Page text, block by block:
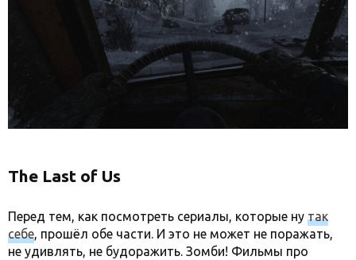
The Last of Us
Перед тем, как посмотреть сериалы, которые ну так
себе, прошёл обе части. И это не может не поражать,
не удивлять, не будоражить. Зомби! Фильмы про